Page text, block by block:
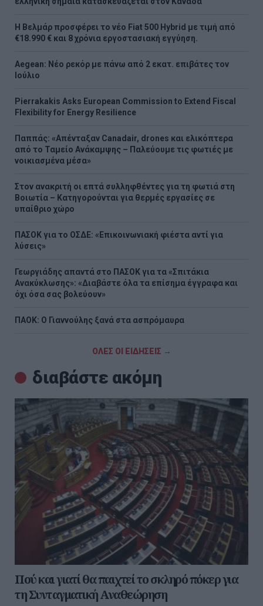
Η Βελμάρ προσφέρει τo νέο Fiat 500 Hybrid με τιμή από
€18.990 € και 8 χρόνια εργοστασιακή εγγύηση.
Aegean: Νέο ρεκόρ με πάνω από 2 εκατ. επιβάτες τον
Ιούλιο
Pierrakakis Asks European Commission to Extend Fiscal
Flexibility for Energy Resilience
Παππάς: «Απένταξαν Canadair, drones και ελικόπτερα
από το Ταμείο Ανάκαμψης – Παλεύουμε τις φωτιές με
νοικιασμένα μέσα»
Στον ανακριτή οι επτά συλληφθέντες για τη φωτιά στη
Βοιωτία – Κατηγορούνται για θερμές εργασίες σε
υπαίθριο χώρο
ΠΑΣΟΚ για το ΟΣΔΕ: «Επικοινωνιακή φιέστα αντί για
λύσεις»
Γεωργιάδης απαντά στο ΠΑΣΟΚ για τα «Σπιτάκια
Ανακύκλωσης»: «Διαβάστε όλα τα επίσημα έγγραφα και
όχι όσα σας βολεύουν»
ΠΑΟΚ: Ο Γιαννούλης ξανά στα ασπρόμαυρα
ΟΛΕΣ ΟΙ ΕΙΔΗΣΕΙΣ →
διαβάστε ακόμη
Πού και γιατί θα παιχτεί το σκληρό πόκερ για
τη Συνταγματική Αναθεώρηση